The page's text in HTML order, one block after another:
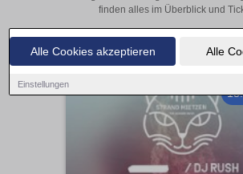
Alle Cookies akzeptieren Alle
Einstellungen
finden alles im Überblick und